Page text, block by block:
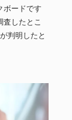
ボードです
したとこ
判明したと